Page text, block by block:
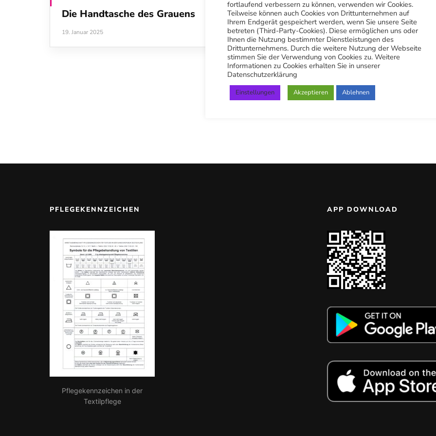
Die Handtasche des Grauens
19. Januar 2025
Extreme Herausforderung
Vorher-nachher-Vergleich
19. Januar 2025
PFLEGEKENNZEICHEN
Pflegekennzeichen in der
Textilpflege
APP DOWNLOAD
fortlaufend verbessern zu können, verwenden wir Cookies.
Teilweise können auch Cookies von Drittunternehmen auf
Ihrem Endgerät gespeichert werden, wenn Sie unsere Seite
betreten (Third-Party-Cookies). Diese ermöglichen uns oder
Ihnen die Nutzung bestimmter Dienstleistungen des
Drittunternehmens. Durch die weitere Nutzung der Webseite
stimmen Sie der Verwendung von Cookies zu. Weitere
Informationen zu Cookies erhalten Sie in unserer
Datenschutzerklärung
Einstellungen Akzeptieren Ablehnen